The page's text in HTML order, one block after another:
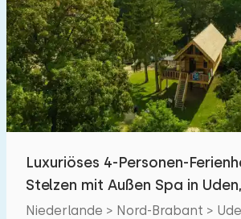
Luxuriöses 4-Personen-
Stelzen mit Außen Spa in Uden,
Nordbrabant
Niederlande > Nord-Brabant >